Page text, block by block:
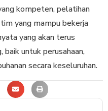
kompeten, pelatihan
yang mampu bekerja
yang akan terus
baik untuk perusahaan,
secara keseluruhan.